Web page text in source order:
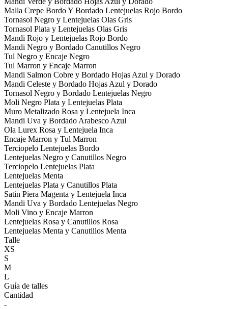
Malla Crepe Bordo Y Bordado Lentejuelas Rojo Bordo
Tornasol Negro y Lentejuelas Olas Gris
Tornasol Plata y Lentejuelas Olas Gris
Mandi Rojo y Lentejuelas Rojo Bordo
Mandi Negro y Bordado Canutillos Negro
Tul Negro y Encaje Negro
Tul Marron y Encaje Marron
Mandi Salmon Cobre y Bordado Hojas Azul y Dorado
Mandi Celeste y Bordado Hojas Azul y Dorado
Tornasol Negro y Bordado Lentejuelas Negro
Moli Negro Plata y Lentejuelas Plata
Muro Metalizado Rosa y Lentejuela Inca
Mandi Uva y Bordado Arabesco Azul
Ola Lurex Rosa y Lentejuela Inca
Encaje Marron y Tul Marron
Terciopelo Lentejuelas Bordo
Lentejuelas Negro y Canutillos Negro
Terciopelo Lentejuelas Plata
Lentejuelas Menta
Lentejuelas Plata y Canutillos Plata
Satin Piera Magenta y Lentejuela Inca
Mandi Uva y Bordado Lentejuelas Negro
Moli Vino y Encaje Marron
Lentejuelas Rosa y Canutillos Rosa
Lentejuelas Menta y Canutillos Menta
Talle
XS
S
M
L
Guía de talles
Cantidad
-